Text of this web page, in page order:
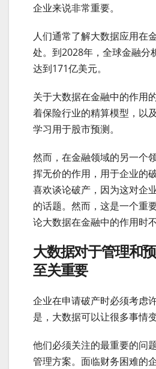
企业来说非常重要。
人们通常了解大数据应用在
处。到2028年，全球金融分
达到171亿美元。
关于大数据在金融中的作用
着保险行业的精算模型，以
学习用于股市预测。
然而，在金融领域的另一个
挥无价的作用，用于企业的
喜欢谈论破产，因为这对企
的话题。然而，这是一个重
论大数据在金融中的作用时不
大数据对于管理和
至关重要
企业在申请破产时必须考虑
是，大数据可以让很多事情
他们必须关注的最重要的问
管理方案。面临财务困难的